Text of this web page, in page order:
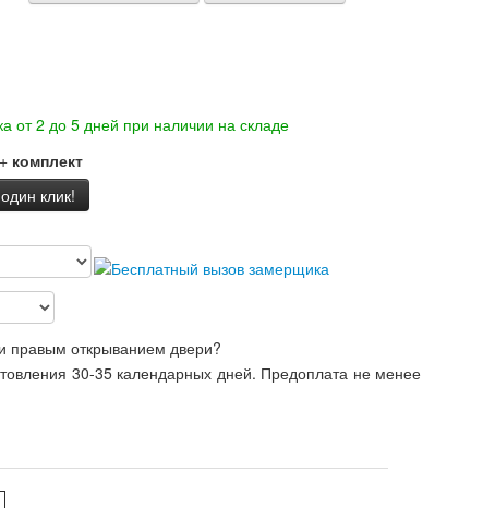
от 2 до 5 дней при наличии на складе
+ комплект
клик!
правым открыванием двери?
30-35 календарных дней. Предоплата не менее